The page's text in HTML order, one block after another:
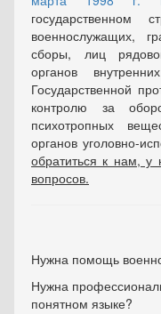
государственном
военнослужащих,
сборы, лиц
органов
Государственной
контролю за
психотропных
органов уголовно-
обратиться к нам, у
вопросов.
Нужна помощь
Нужна
понятном языке?